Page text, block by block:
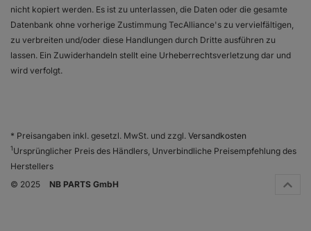
nicht kopiert werden. Es ist zu unterlassen, die Daten oder die gesamte
Datenbank ohne vorherige Zustimmung TecAlliance's zu vervielfältigen,
zu verbreiten und/oder diese Handlungen durch Dritte ausführen zu
lassen. Ein Zuwiderhandeln stellt eine Urheberrechtsverletzung dar und
wird verfolgt.
* Preisangaben inkl. gesetzl. MwSt. und zzgl. Versandkosten
1Ursprünglicher Preis des Händlers, Unverbindliche Preisempfehlung des
Herstellers
© 2025
NB PARTS GmbH